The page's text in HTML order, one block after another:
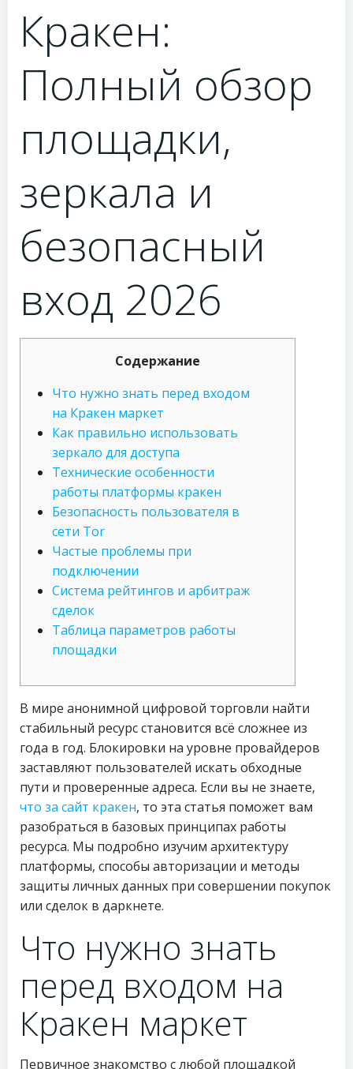
Кракен:
Полный обзор
площадки,
зеркала и
безопасный
вход 2026
Содержание
Что нужно знать перед входом
на Кракен маркет
Как правильно использовать
зеркало для доступа
Технические особенности
работы платформы кракен
Безопасность пользователя в
сети Tor
Частые проблемы при
подключении
Система рейтингов и арбитраж
сделок
Таблица параметров работы
площадки
В мире анонимной цифровой торговли найти
стабильный ресурс становится всё сложнее из
года в год. Блокировки на уровне провайдеров
заставляют пользователей искать обходные
пути и проверенные адреса. Если вы не знаете,
что за сайт кракен, то эта статья поможет вам
разобраться в базовых принципах работы
ресурса. Мы подробно изучим архитектуру
платформы, способы авторизации и методы
защиты личных данных при совершении покупок
или сделок в даркнете.
Что нужно знать
перед входом на
Кракен маркет
Первичное знакомство с любой площадкой